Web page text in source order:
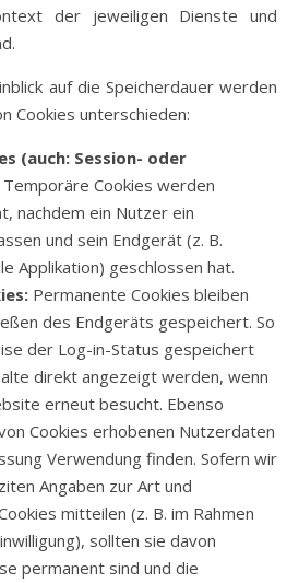
der jeweiligen Dienste und
auf die Speicherdauer werden
Cookies unterschieden:
(auch: Session- oder
Temporäre Cookies werden
nachdem ein Nutzer ein
und sein Endgerät (z. B.
Applikation) geschlossen hat.
Permanente Cookies bleiben
des Endgeräts gespeichert. So
der Log-in-Status gespeichert
direkt angezeigt werden, wenn
erneut besucht. Ebenso
Cookies erhobenen Nutzerdaten
Verwendung finden. Sofern wir
Angaben zur Art und
mitteilen (z. B. im Rahmen
sollten sie davon
permanent sind und die